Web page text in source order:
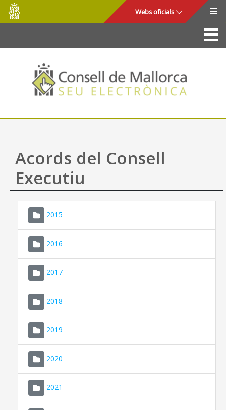
Salta al contingut principal
Consell
de
Mallorca
Webs oficials
La Seu
Consell de Mallorca
Accés i seguretat
Utilitats
Ajuda
Acords del Consell
Executiu
2015
2016
2017
2018
2019
2020
2021